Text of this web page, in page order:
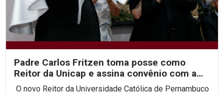
Padre Carlos Fritzen toma posse como
Reitor da Unicap e assina convênio com a
PUC-Rio
O novo Reitor da Universidade Católica de Pernambuco